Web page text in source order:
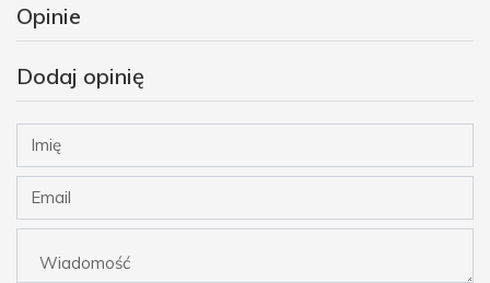
Opinie
Dodaj opinię